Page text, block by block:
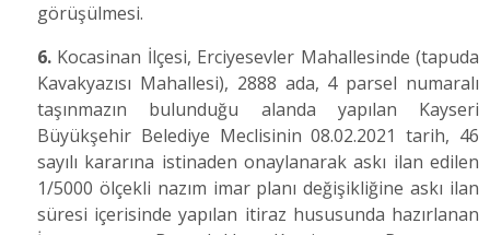
görüşülmesi.
6. Kocasinan İlçesi, Erciyesevler Mahallesinde (tapuda
Kavakyazısı Mahallesi), 2888 ada, 4 parsel numaralı
taşınmazın bulunduğu alanda yapılan Kayseri
Büyükşehir Belediye Meclisinin 08.02.2021 tarih, 46
sayılı kararına istinaden onaylanarak askı ilan edilen
1/5000 ölçekli nazım imar planı değişikliğine askı ilan
süresi içerisinde yapılan itiraz hususunda hazırlanan